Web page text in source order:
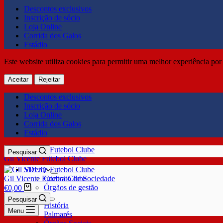
Descontos exclusivos
Inscrição de sócio
Loja Online
Corrida dos Galos
Estádio
Este website utiliza cookies para permitir uma melhor experiência
Aceitar Rejeitar
Descontos exclusivos
Inscrição de sócio
Loja Online
Corrida dos Galos
Estádio
Gil Vicente Futebol Clube
Pesquisar
SDUQ
Contrato de Sociedade
Órgãos de gestão
Clube
História
Palmarés
Gil Vicente Futebol Clube
€0,00
Pesquisar
Menu